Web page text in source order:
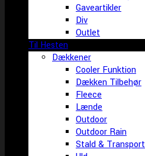
Gaveartikler
Div
Outlet
Til Hesten
Dækkener
Cooler Funktion
Dækken Tilbehør
Fleece
Lænde
Outdoor
Outdoor Rain
Stald & Transport